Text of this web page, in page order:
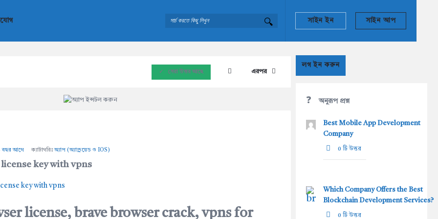
সাইন ইন সাইন আপ
এরপর
সেরা উত্তর আছে
বছর আগে ক্যাটাগরিঃঅ্যাপ (অ্যান্ড্রয়েড ও IOS)
key with vpns
license, brave browser crack, vpns for
লগ ইন করুন
অনুরূপ প্রশ্ন
Best Mobile App Development
Company
0 টি উত্তর
Which Company Offers the Best
Blockchain Development Services?
0 টি উত্তর